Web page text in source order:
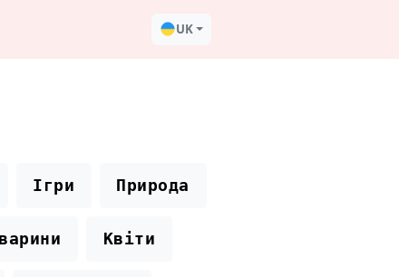
UK
Ігри Природа
Квіти